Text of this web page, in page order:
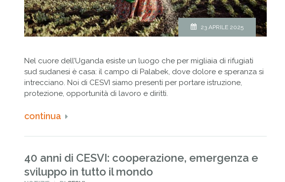
23 APRILE 2025
Nel cuore dell’Uganda esiste un luogo che per migliaia di rifugiati
sud sudanesi è casa: il campo di Palabek, dove dolore e speranza si
intrecciano. Noi di CESVI siamo presenti per portare istruzione,
protezione, opportunità di lavoro e diritti.
continua
40 anni di CESVI: cooperazione, emergenza e
sviluppo in tutto il mondo